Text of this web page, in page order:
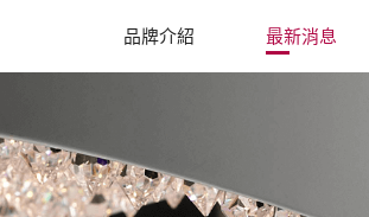
品牌介紹 最新消息